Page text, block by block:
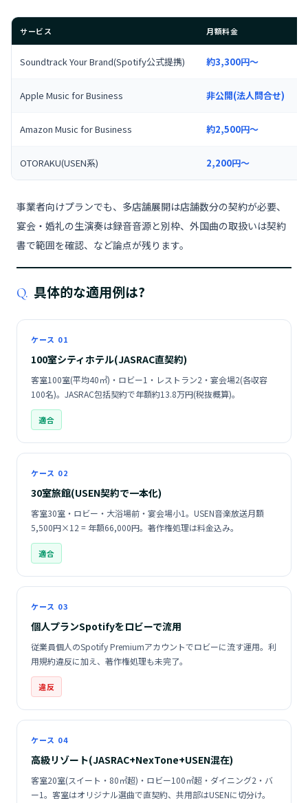
サービス 月額料金
Soundtrack Your Brand(Spotify公式提携) 約3,300円〜
Apple Music for Business 非公開(法人問合せ)
Amazon Music for Business 約2,500円〜
OTORAKU(USEN系) 2,200円〜
事業者向けプランでも、多店舗展開は店舗数分の契約が必要、
宴会・婚礼の生演奏は録音音源と別枠、外国曲の取扱いは契約
書で範囲を確認、など論点が残ります。
Q. 具体的な適用例は?
ケース 01
100室シティホテル(JASRAC直契約)
客室100室(平均40㎡)・ロビー1・レストラン2・宴会場2(各収容
100名)。JASRAC包括契約で年額約13.8万円(税抜概算)。
適合
ケース 02
30室旅館(USEN契約で一本化)
客室30室・ロビー・大浴場前・宴会場小1。USEN音楽放送月額
5,500円×12 = 年額66,000円。著作権処理は料金込み。
適合
ケース 03
個人プランSpotifyをロビーで流用
従業員個人のSpotify Premiumアカウントでロビーに流す運用。利
用規約違反に加え、著作権処理も未完了。
違反
ケース 04
高級リゾート(JASRAC+NexTone+USEN混在)
客室20室(スイート・80㎡超)・ロビー100㎡超・ダイニング2・バ
ー1。客室はオリジナル選曲で直契約、共用部はUSENに切分け。